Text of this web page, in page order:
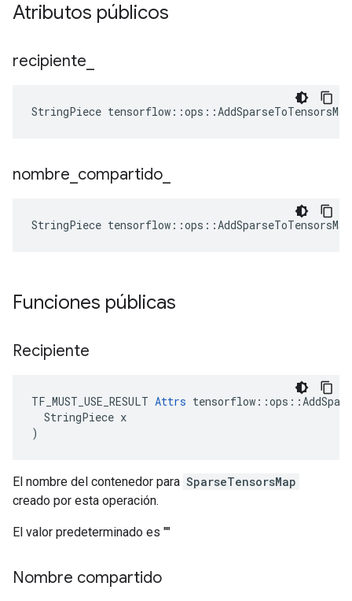
Atributos públicos
recipiente
StringPiece
nombre compartido
StringPiece
Funciones públicas
Recipiente
TF_MUST_USE_RESULT Attrs
  StringPiece x
)
El nombre del contenedor para SparseTensorsMap
creado por esta operación.
El valor predeterminado es ""
Nombre compartido